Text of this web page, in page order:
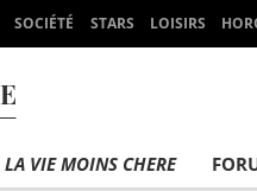
SOCIÉTÉ STARS LOISIRS
LA VIE MOINS CHERE